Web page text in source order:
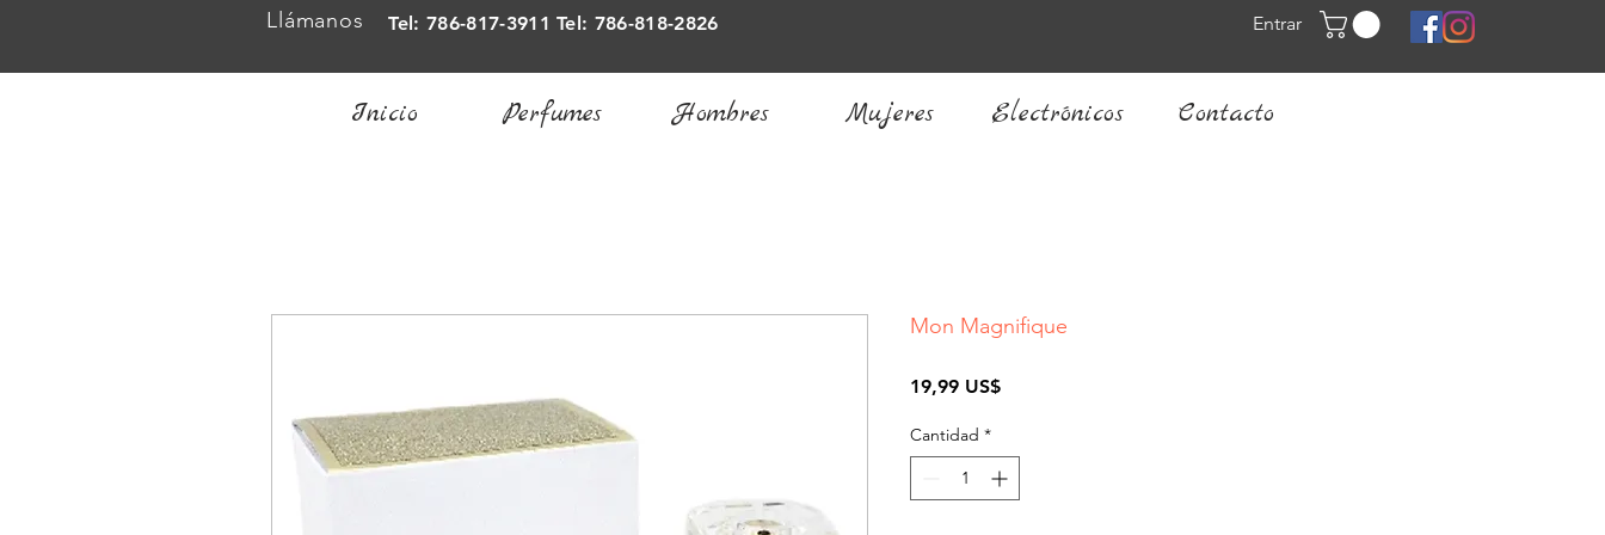
Llámanos Tel: 786-817-3911 Tel: 786-818-2826 Entrar
Inicio Perfumes Hombres Mujeres Electrónicos Contacto
Mon Magnifique
19,99 US$Precio
Cantidad *